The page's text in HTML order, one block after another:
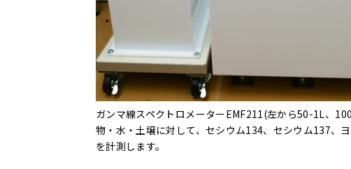
ガンマ線スペクトロメーターEMF211(左から50-1L、
物・水・土壌に対して、セシウム134、セシウム137、
を計測します。